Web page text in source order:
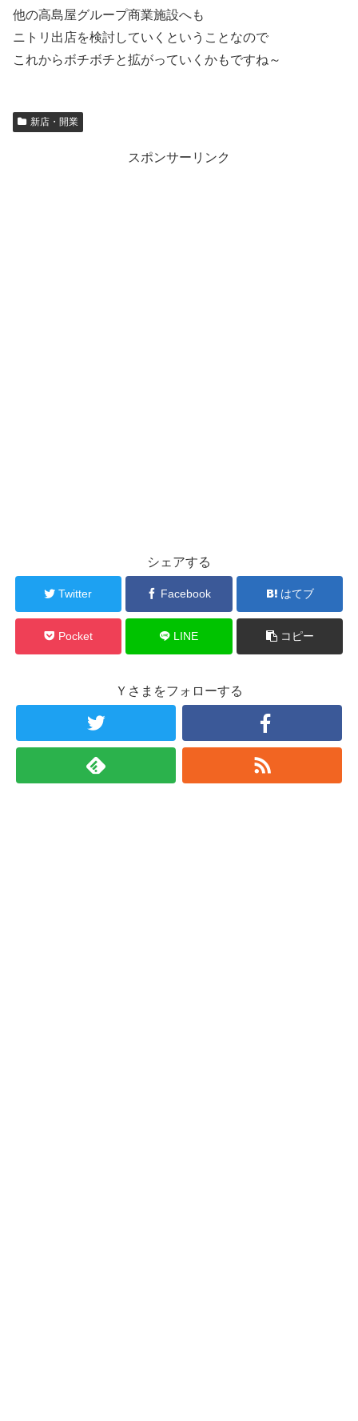
他の高島屋グループ商業施設へも
ニトリ出店を検討していくということなので
これからボチボチと拡がっていくかもですね～
新店・開業
スポンサーリンク
シェアする
Twitter Facebook はてブ
Pocket LINE コピー
Ｙさまをフォローする